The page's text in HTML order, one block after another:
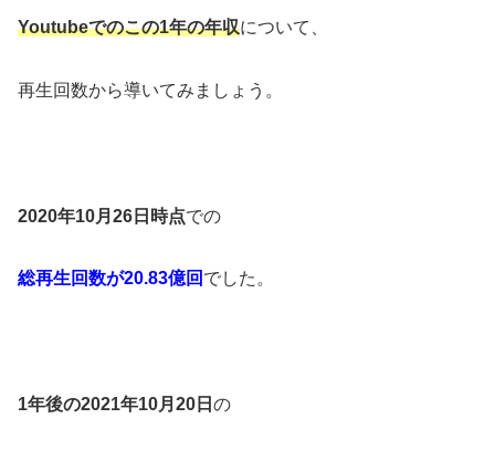
Youtubeでのこの1年の年収について、
再生回数から導いてみましょう。
2020年10月26日時点での
総再生回数が20.83億回 でした。
1年後の2021年10月20日 の